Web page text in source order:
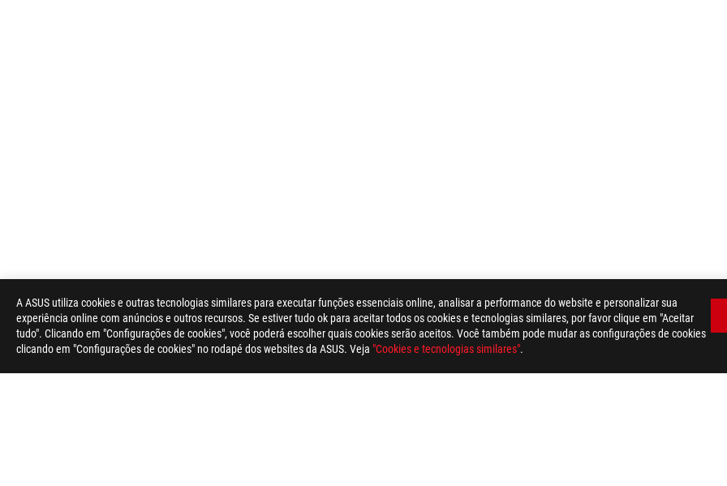
A ASUS utiliza cookies e outras tecnologias similares para executar funções essenciais online, analisar a performance do website e personalizar sua
experiência online com anúncios e outros recursos. Se estiver tudo ok para aceitar todos os cookies e tecnologias similares, por favor clique em "Aceitar
tudo". Clicando em "Configurações de cookies", você poderá escolher quais cookies serão aceitos. Você também pode mudar as configurações de cookies
clicando em "Configurações de cookies" no rodapé dos websites da ASUS. Veja "Cookies e tecnologias similares".